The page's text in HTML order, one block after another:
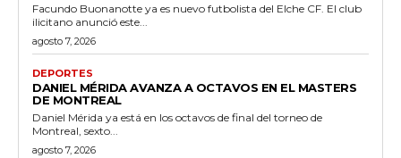
Facundo Buonanotte ya es nuevo futbolista del Elche CF. El club
ilicitano anunció este...
agosto 7, 2026
DEPORTES
DANIEL MÉRIDA AVANZA A OCTAVOS EN EL MASTERS
DE MONTREAL
Daniel Mérida ya está en los octavos de final del torneo de
Montreal, sexto...
agosto 7, 2026